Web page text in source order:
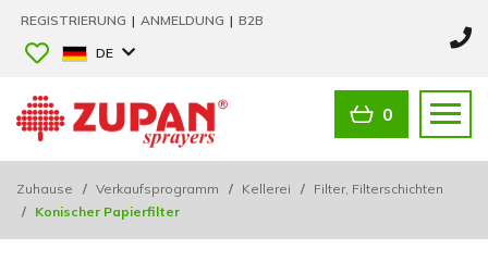
REGISTRIERUNG | ANMELDUNG | B2B
DE
0
Zuhause / Verkaufsprogramm / Kellerei / Filter, Filterschichten
/ Konischer Papierfilter